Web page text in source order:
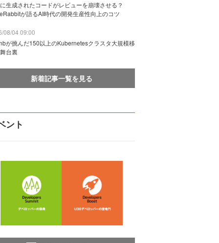
生成されたコードがレビューを崩壊させる？
が語るAI時代の開発生産性向上のコツ
08/04 09:00
が挑んだ150以上のKubernetesクラスタ大規模移
台裏
新着記事一覧を見る
ント